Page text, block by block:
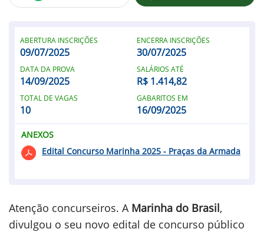
Atenção concurseiros. A Marinha do Brasil,
divulgou o seu novo edital de concurso público
ABERTURA INSCRIÇÕES
09/07/2025
ENCERRA INSCRIÇÕES
30/07/2025
DATA DA PROVA
14/09/2025
SALÁRIOS ATÉ
R$ 1.414,82
TOTAL DE VAGAS
10
GABARITOS EM
16/09/2025
ANEXOS
Edital Concurso Marinha 2025 - Praças da Armada